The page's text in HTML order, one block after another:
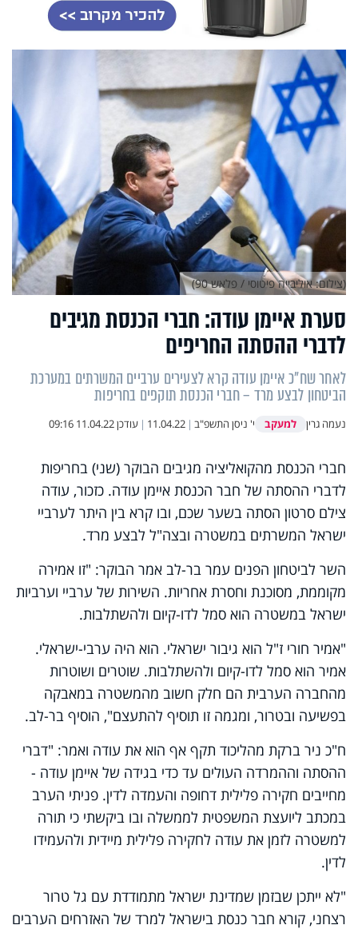
סערת איימן עודה: חברי הכנסת מגיבים
לדברי ההסתה החריפים
לאחר שח"כ איימן עודה קרא לצעירים ערביים המשרתים במערכת
הביטחון לבצע מרד – חברי הכנסת תוקפים בחריפות
נעמה גרין למעקב י' ניסן התשפ"ב |
11.04.22
| עודכן11.04.22 09:16
(צילום: אוליבייה פיטוסי / פלאש 90)
חברי הכנסת מהקואליציה מגיבים הבוקר (שני) בחריפות
לדברי ההסתה של חבר הכנסת איימן עודה. כזכור, עודה
צילם סרטון הסתה בשער שכם, ובו קרא בין היתר לערביי
ישראל המשרתים במשטרה ובצה"ל לבצע מרד.
השר לביטחון הפנים עמר בר-לב אמר הבוקר: "זו אמירה
מקוממת, מסוכנת וחסרת אחריות. השירות של ערביי וערביות
ישראל במשטרה הוא סמל לדו-קיום ולהשתלבות.
"אמיר חורי ז"ל הוא גיבור ישראלי. הוא היה ערבי-ישראלי.
אמיר הוא סמל לדו-קיום ולהשתלבות. שוטרים ושוטרות
מהחברה הערבית הם חלק חשוב מהמשטרה במאבקה
בפשיעה ובטרור, ומגמה זו תוסיף להתעצם", הוסיף בר-לב.
ח"כ ניר ברקת מהליכוד תקף אף הוא את עודה ואמר: "דברי
ההסתה וההמרדה העולים עד כדי בגידה של איימן עודה -
מחייבים חקירה פלילית דחופה והעמדה לדין. פניתי הערב
במכתב ליועצת המשפטית לממשלה ובו ביקשתי כי תורה
למשטרה לזמן את עודה לחקירה פלילית מיידית ולהעמידו
לדין.
"לא ייתכן שבזמן שמדינת ישראל מתמודדת עם גל טרור
רצחני, קורא חבר כנסת בישראל למרד של האזרחים הערבים